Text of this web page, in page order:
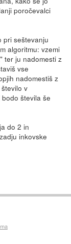
poročevalci
pri seštevanju
algoritmu: vzemi
ter ju nadomesti z
vse
nadomestiš z
v
števila še
do 2 in
inkovske